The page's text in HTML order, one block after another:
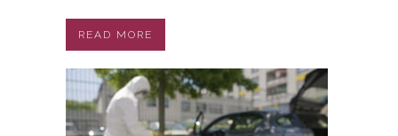
READ MORE